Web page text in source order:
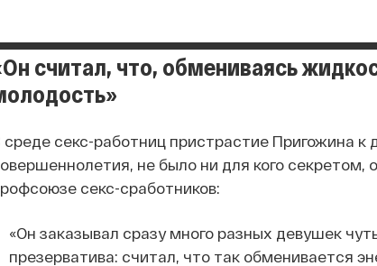
считал, что, обмениваясь
среде секс-работниц пристрастие Пригожина
не было ни для кого секретом,
секс-сработников:
«Он заказывал сразу много разных девушек
презерватива: считал, что так обменивается